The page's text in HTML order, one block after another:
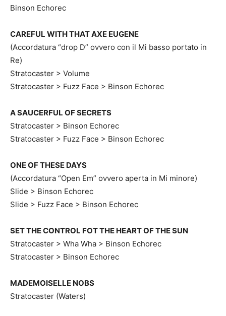
Binson Echorec
CAREFUL WITH THAT AXE EUGENE
(Accordatura “drop D” ovvero con il Mi basso portato in
Re)
Stratocaster > Volume
Stratocaster > Fuzz Face > Binson Echorec
A SAUCERFUL OF SECRETS
Stratocaster > Binson Echorec
Stratocaster > Fuzz Face > Binson Echorec
ONE OF THESE DAYS
(Accordatura “Open Em” ovvero aperta in Mi minore)
Slide > Binson Echorec
Slide > Fuzz Face > Binson Echorec
SET THE CONTROL FOT THE HEART OF THE SUN
Stratocaster > Wha Wha > Binson Echorec
Stratocaster > Binson Echorec
MADEMOISELLE NOBS
Stratocaster (Waters)